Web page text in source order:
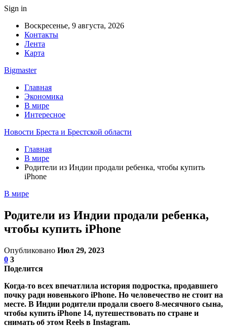
Sign in
Воскресенье, 9 августа, 2026
Контакты
Лента
Карта
Bigmaster
Главная
Экономика
В мире
Интересное
Новости Бреста и Брестской области
Главная
В мире
Родители из Индии продали ребенка, чтобы купить
iPhone
В мире
Родители из Индии продали ребенка,
чтобы купить iPhone
Опубликовано Июл 29, 2023
0 3
Поделится
Когда-то всех впечатлила история подростка, продавшего
почку ради новенького iPhone. Но человечество не стоит на
месте. В Индии родители продали своего 8-месячного сына,
чтобы купить iPhone 14, путешествовать по стране и
снимать об этом Reels в Instagram.